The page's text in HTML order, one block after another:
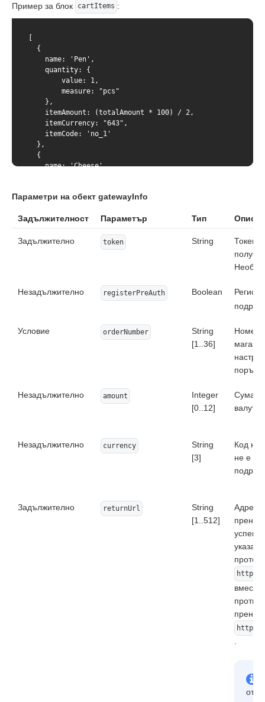
Пример за блок cartItems :
[
  {
    name: 'Pen',
    quantity: {
        value: 1,
        measure: "pcs"
    },
    itemAmount: (totalAmount * 100) / 2,
    itemCurrency: "643",
    itemCode: 'no_1'
  },
  {
    name: 'Cheese',
        measure: "kg"
    itemAmount: (totalAmount * 100) / 2,
    itemCode: 'no_2'
Параметри на обект gatewayInfo
Задължителност Параметър Тип
Задължително token String
Токен
получи
Незадължително registerPreAuth Boolean
Условие orderNumber
String
[1..36]
Номер
Незадължително amount
Integer
[0..12]
Сума
валута
Незадължително currency
String
[3]
Код на
не е
Задължително returnUrl
String
[1..512]
Адрес,
указан
вместо